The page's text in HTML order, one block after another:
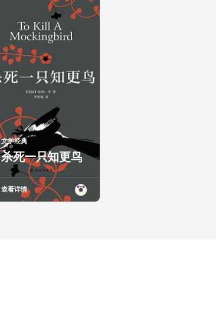
文学经典
杀死一只知更鸟
查看详情